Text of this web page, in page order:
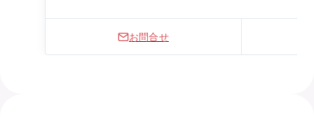
お問合せ